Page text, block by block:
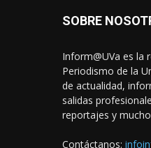
SOBRE
Inform@UVa es la
Periodismo de la
de actualidad,
salidas
reportajes y
Contáctanos: